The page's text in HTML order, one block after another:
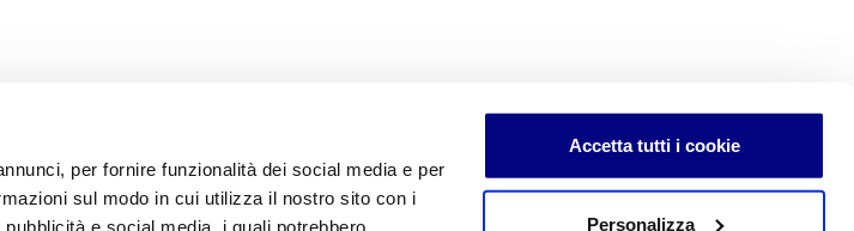
per fornire funzionalità dei social media e per
sul modo in cui utilizza il nostro sito con i
e social media, i quali potrebbero
Accetta tutti i cookie
Personalizza